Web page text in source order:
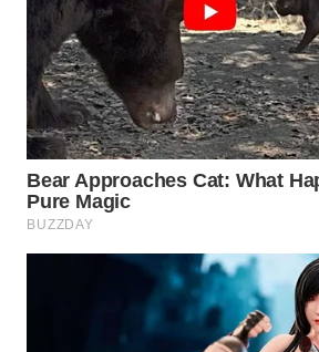
ENERGI
NEWS
CILEUNGSI
NEWS
BERKAT
NEWS